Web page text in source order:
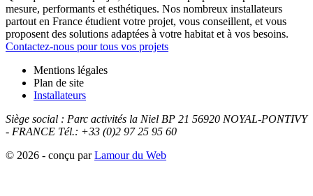
mesure, performants et esthétiques. Nos nombreux installateurs
partout en France étudient votre projet, vous conseillent, et vous
proposent des solutions adaptées à votre habitat et à vos besoins.
Contactez-nous pour tous vos projets
Mentions légales
Plan de site
Installateurs
Siège social : Parc activités la Niel BP 21 56920 NOYAL-PONTIVY
- FRANCE Tél.: +33 (0)2 97 25 95 60
© 2026 - conçu parLamour du Web